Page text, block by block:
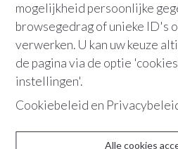
mogelijkheid persoonlijke
browsegedrag of unieke ID's
verwerken. U kan uw keuze
de pagina via de optie
instellingen'.
Cookiebeleid en
Alle cookies
Te koop